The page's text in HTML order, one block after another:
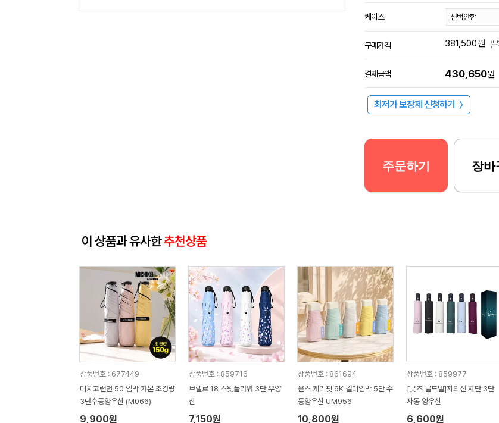
케이스
구매가격 381,500원 (
결제금액 430,650원
최저가 보장제 신청하기 〉
주문하기 장바
이 상품과 유사한추천상품
상품번호 : 677449
미치코런던 50 암막 카본 초경량
3단수동양우산 (M066)
9,900원
상품번호 : 859716
브렐로 18 스윗플라워 3단 우양
산
7,150원
상품번호 : 861694
온스 캐리핏 6K 컬러암막 5단 수
동양우산 UM956
10,800원
상품번호 : 859977
[굿즈 골드넬]자외선 차단 3단
자동 양우산
6,600원